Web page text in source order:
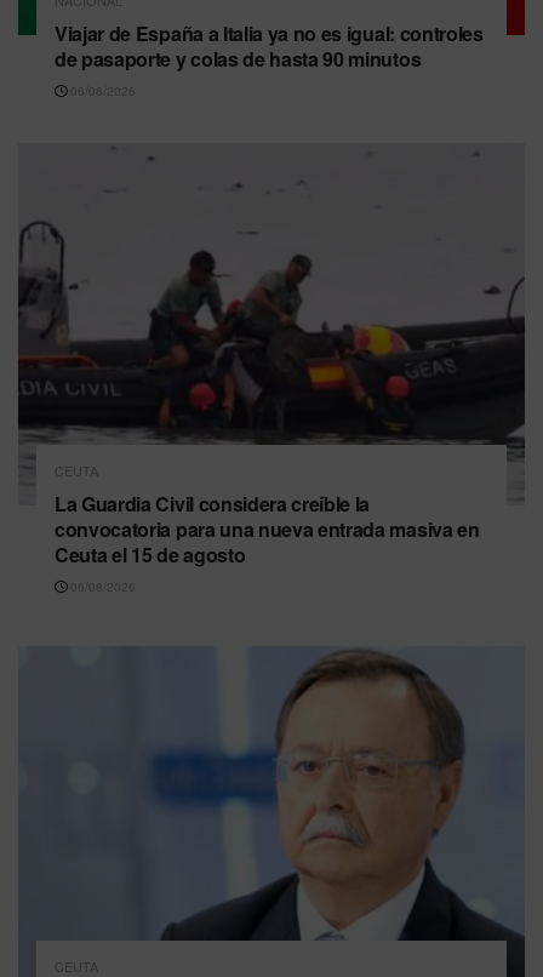
Viajar de España a Italia ya no es igual: controles
de pasaporte y colas de hasta 90 minutos
06/08/2026
CEUTA
La Guardia Civil considera creíble la
convocatoria para una nueva entrada masiva en
Ceuta el 15 de agosto
06/08/2026
CEUTA